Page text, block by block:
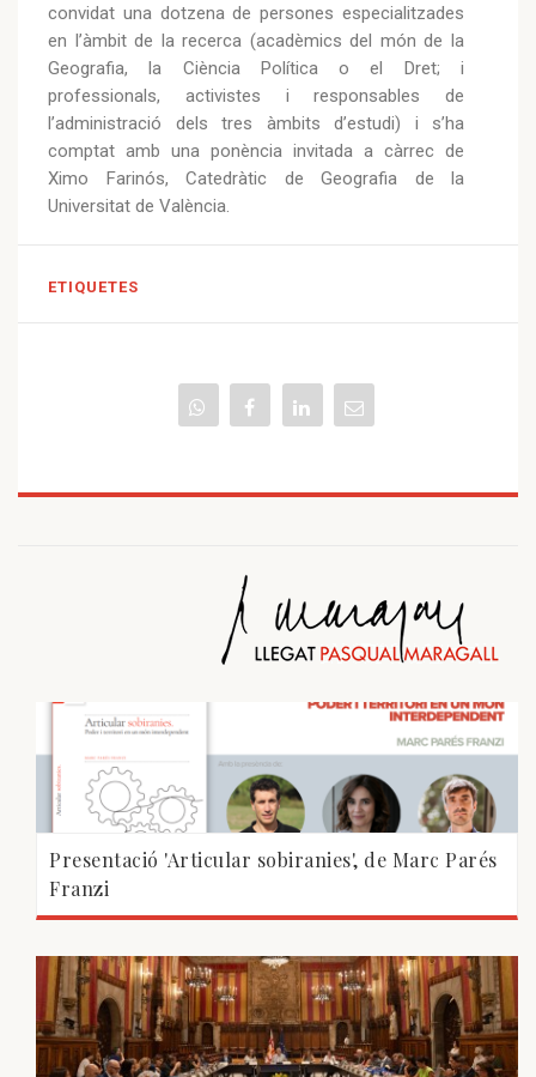
convidat una dotzena de persones especialitzades
en l’àmbit de la recerca (acadèmics del món de la
Geografia, la Ciència Política o el Dret; i
professionals, activistes i responsables de
l’administració dels tres àmbits d’estudi) i s’ha
comptat amb una ponència invitada a càrrec de
Ximo Farinós, Catedràtic de Geografia de la
Universitat de València.
ETIQUETES
Presentació 'Articular sobiranies', de Marc Parés
Franzi